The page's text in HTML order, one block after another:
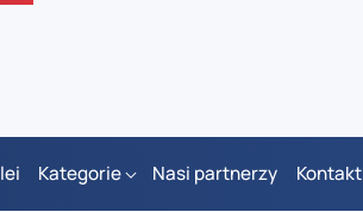
Kategorie Nasi partnerzy Kontakt